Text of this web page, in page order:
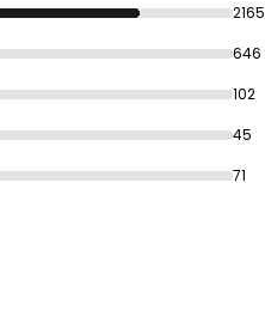
2165
646
102
45
71